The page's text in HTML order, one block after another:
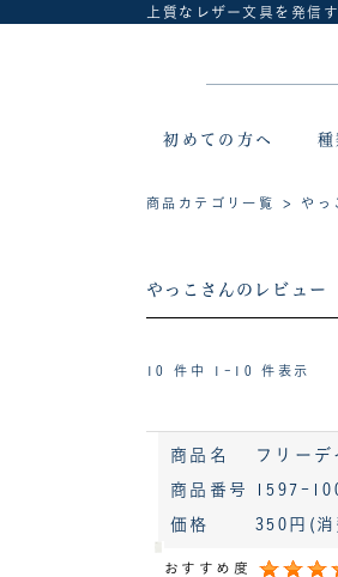
上質なレザー文具を発信
初めての方へ 種
商品カテゴリ一覧 > やっ
やっこさんのレビュー
10 件中 1-10 件表示
商品名 フリー
商品番号 1597-
価格 350円 (
おすすめ度